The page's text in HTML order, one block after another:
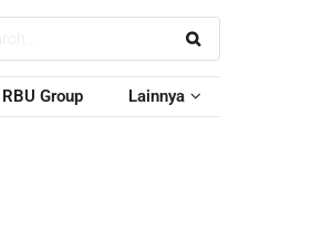
RBU Group Lainnya